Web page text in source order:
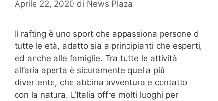
Aprile 22, 2020 di News Plaza
Il rafting è uno sport che appassiona persone di
tutte le età, adatto sia a principianti che esperti,
ed anche alle famiglie. Tra tutte le attività
all’aria aperta è sicuramente quella più
divertente, che abbina avventura e contatto
con la natura. L’Italia offre molti luoghi per